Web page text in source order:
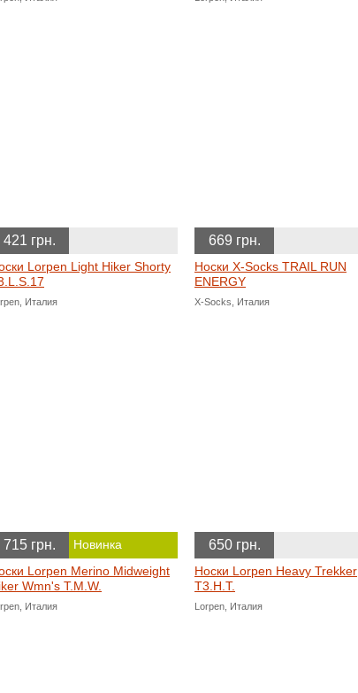
421 грн.
Lorpen Light Hiker Shorty
Италия
669 грн.
Носки X-Socks TRAIL RUN
ENERGY
X-Socks, Италия
715 грн. Новинка
Lorpen Merino Midweight
Wmn's T.M.W.
Италия
650 грн.
Носки Lorpen Heavy Trekker
T3.H.T.
Lorpen, Италия